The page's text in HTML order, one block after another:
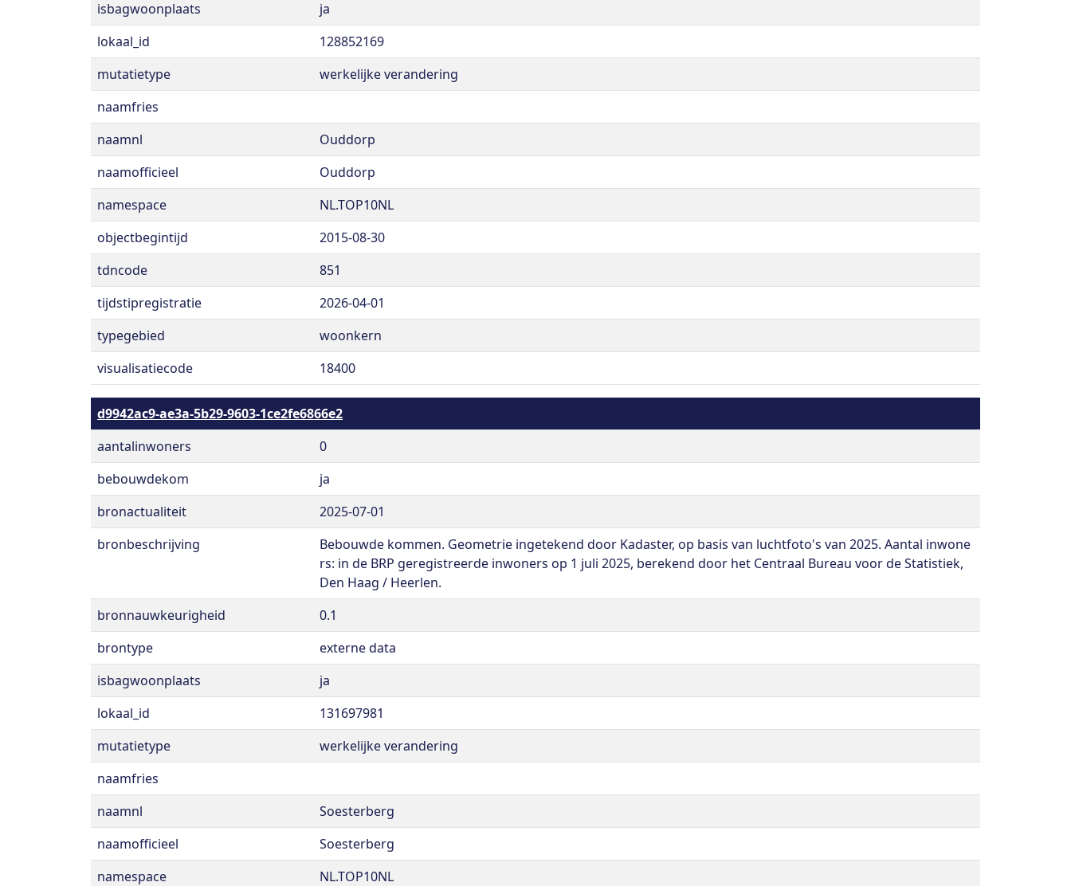
isbagwoonplaats
ja
lokaal_id
128852169
mutatietype
werkelijke verandering
naamfries
naamnl
Ouddorp
naamofficieel
Ouddorp
namespace
NL.TOP10NL
objectbegintijd
2015-08-30
tdncode
851
tijdstipregistratie
2026-04-01
typegebied
woonkern
visualisatiecode
18400
d9942ac9-ae3a-5b29-9603-1ce2fe6866e2
aantalinwoners
0
bebouwdekom
ja
bronactualiteit
2025-07-01
bronbeschrijving
Bebouwde kommen. Geometrie ingetekend door Kadaster, op basis van luchtfoto's van 2025. Aantal inwone
rs: in de BRP geregistreerde inwoners op 1 juli 2025, berekend door het Centraal Bureau voor de Statistiek,
Den Haag / Heerlen.
bronnauwkeurigheid
0.1
brontype
externe data
isbagwoonplaats
ja
lokaal_id
131697981
mutatietype
werkelijke verandering
naamfries
naamnl
Soesterberg
naamofficieel
Soesterberg
namespace
NL.TOP10NL